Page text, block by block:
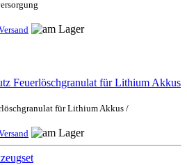
für Lithium Akkus /